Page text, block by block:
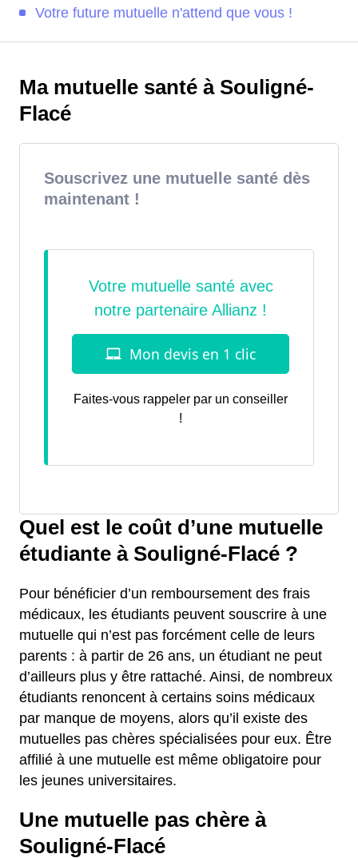
Votre future mutuelle n'attend que vous !
Ma mutuelle santé à Souligné-
Flacé
Souscrivez une mutuelle santé dès
maintenant !
Faites-vous rappeler par un conseiller
!
Quel est le coût d’une mutuelle
étudiante à Souligné-Flacé ?
Pour bénéficier d’un remboursement des frais
médicaux, les étudiants peuvent souscrire à une
mutuelle qui n’est pas forcément celle de leurs
parents : à partir de 26 ans, un étudiant ne peut
d’ailleurs plus y être rattaché. Ainsi, de nombreux
étudiants renoncent à certains soins médicaux
par manque de moyens, alors qu’il existe des
mutuelles pas chères spécialisées pour eux. Être
affilié à une mutuelle est même obligatoire pour
les jeunes universitaires.
Une mutuelle pas chère à
Souligné-Flacé